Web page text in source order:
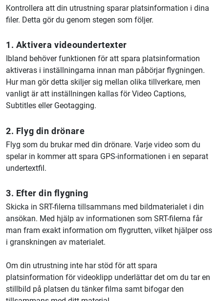
Kontrollera att din utrustning sparar platsinformation i dina
filer. Detta gör du genom stegen som följer.
1. Aktivera videoundertexter
Ibland behöver funktionen för att spara platsinformation
aktiveras i inställningarna innan man påbörjar flygningen.
Hur man gör detta skiljer sig mellan olika tillverkare, men
vanligt är att inställningen kallas för Video Captions,
Subtitles eller Geotagging.
2. Flyg din drönare
Flyg som du brukar med din drönare. Varje video som du
spelar in kommer att spara GPS-informationen i en separat
undertextfil.
3. Efter din flygning
Skicka in SRT-filerna tillsammans med bildmaterialet i din
ansökan. Med hjälp av informationen som SRT-filerna får
man fram exakt information om flygrutten, vilket hjälper oss
i granskningen av materialet.
Om din utrustning inte har stöd för att spara
platsinformation för videoklipp underlättar det om du tar en
stillbild på platsen du tänker filma samt bifogar den